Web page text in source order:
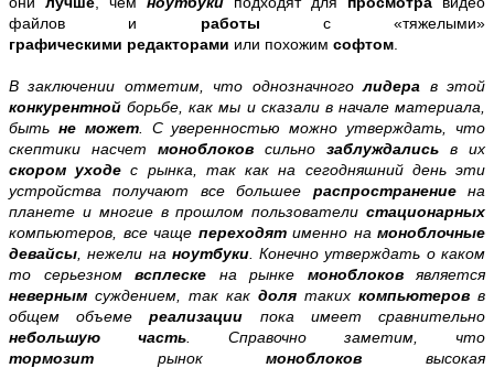
файлов и работы с «тяжелыми»
графическими редакторами или похожим софтом
В заключении отметим, что однозначноголидера в этой
конкурентнойборьбе,как мы и сказали в начале материала,
быть не может. С уверенностью можно утверждать, что
скептики насчет моноблоков сильно заблуждались в их
скором уходес рынка, так как на сегодняшний день эти
устройства получают все большее распространениена
планете и многие в прошлом пользователи стационарных
компьютеров, все чаще переходят именно на моноблочные
девайсы , нежели на ноутбуки. Конечно утверждать о каком
то серьезном всплеске на рынке моноблоков является
неверным суждением, так как доля таких компьютеров в
общем объемереализации пока имеет сравнительно
небольшую часть . Справочно заметим, что
тормозит рынокмоноблоковвысокая